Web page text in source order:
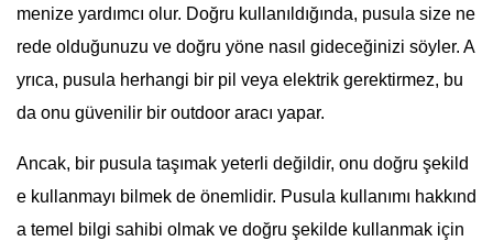
menize yardımcı olur. Doğru kullanıldığında, pusula size ne
rede olduğunuzu ve doğru yöne nasıl gideceğinizi söyler. A
yrıca, pusula herhangi bir pil veya elektrik gerektirmez, bu
da onu güvenilir bir outdoor aracı yapar.
Ancak, bir pusula taşımak yeterli değildir, onu doğru şekild
e kullanmayı bilmek de önemlidir. Pusula kullanımı hakkınd
a temel bilgi sahibi olmak ve doğru şekilde kullanmak için